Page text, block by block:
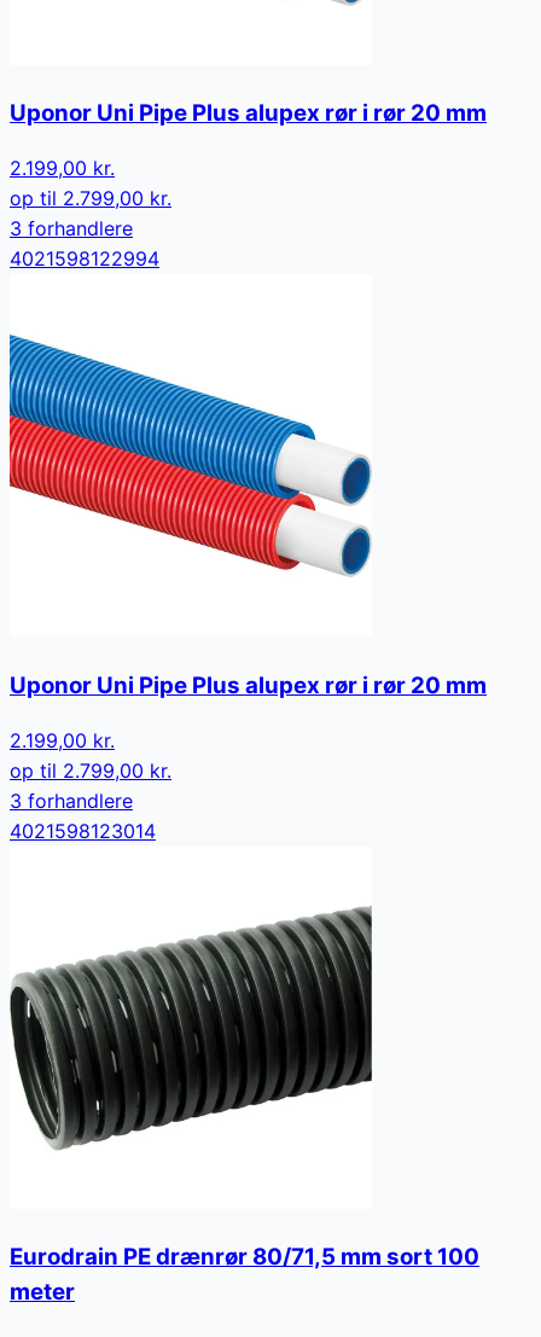
Uponor Uni Pipe Plus alupex rør i rør 20 mm
2.199,00 kr.
op til 2.799,00 kr.
3 forhandlere
4021598122994
Uponor Uni Pipe Plus alupex rør i rør 20 mm
2.199,00 kr.
op til 2.799,00 kr.
3 forhandlere
4021598123014
Eurodrain PE drænrør 80/71,5 mm sort 100
meter